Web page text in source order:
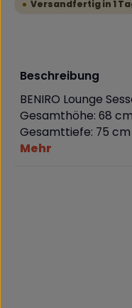
Versandfertig in 1
Beschreibung
BENIRO Lounge
Gesamthöhe: 68
Gesamttiefe: 75
Mehr